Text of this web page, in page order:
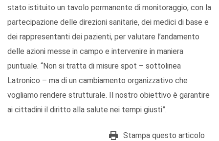
stato istituito un tavolo permanente di monitoraggio, con la
partecipazione delle direzioni sanitarie, dei medici di base e
dei rappresentanti dei pazienti, per valutare l’andamento
delle azioni messe in campo e intervenire in maniera
puntuale. “Non si tratta di misure spot – sottolinea
Latronico – ma di un cambiamento organizzativo che
vogliamo rendere strutturale. Il nostro obiettivo è garantire
ai cittadini il diritto alla salute nei tempi giusti”.
Stampa questo articolo